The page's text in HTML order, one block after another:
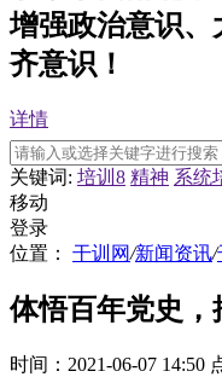
增强政治意识
齐意识！
详情
关键词: 培训8 精神 系统
移动
登录
位置：
干训网/新闻资讯/
体悟百年党史，
时间：2021-06-07 14:50